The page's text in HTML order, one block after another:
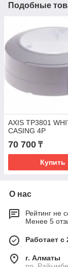
Подобные
AXIS TP3801
CASING 4P
70 700 ₸
Купить
О нас
Рейтинг не
Менее 5
Работает с
г. Алматы